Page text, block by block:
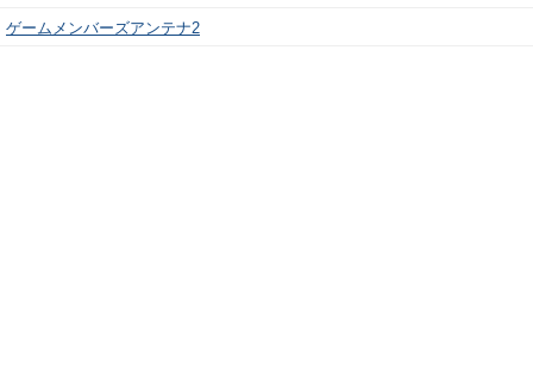
ゲームメンバーズアンテナ2